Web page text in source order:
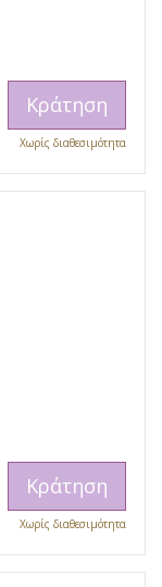
Κράτηση
Χωρίς διαθεσιμότητα
Κράτηση
Χωρίς διαθεσιμότητα